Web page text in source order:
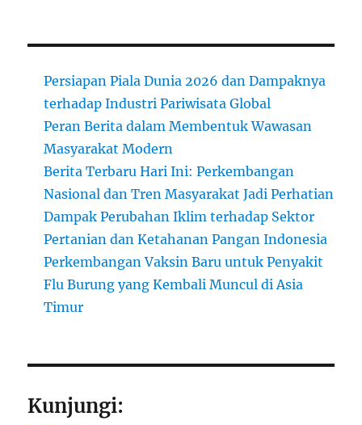
Persiapan Piala Dunia 2026 dan Dampaknya
terhadap Industri Pariwisata Global
Peran Berita dalam Membentuk Wawasan
Masyarakat Modern
Berita Terbaru Hari Ini: Perkembangan
Nasional dan Tren Masyarakat Jadi Perhatian
Dampak Perubahan Iklim terhadap Sektor
Pertanian dan Ketahanan Pangan Indonesia
Perkembangan Vaksin Baru untuk Penyakit
Flu Burung yang Kembali Muncul di Asia
Timur
Kunjungi: